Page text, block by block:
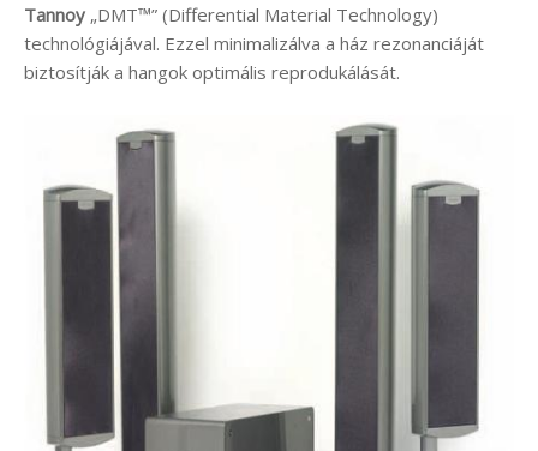
Tannoy „DMT™” (Differential Material Technology)
technológiájával. Ezzel minimalizálva a ház rezonanciáját
biztosítják a hangok optimális reprodukálását.